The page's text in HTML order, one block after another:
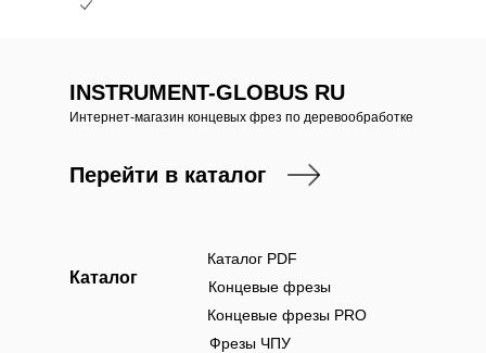
Каталог Концевые фрезы
Каталог PDF
Концевые фрезы PRO
Фрезы ЧПУ
INSTRUMENT-GLOBUS RU
Интернет-магазин концевых фрез по деревообработке
Перейти в каталог